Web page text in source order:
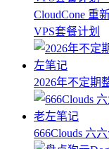
CloudCone 重
VPS套餐计划
2026年不定期
666Clouds 六